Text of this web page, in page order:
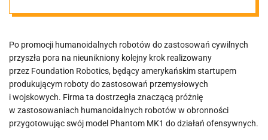
działań
militarnych.
Po promocji humanoidalnych robotów do zastosowań cywilnych
przyszła pora na nieunikniony kolejny krok realizowany
przez Foundation Robotics, będący amerykańskim startupem
produkującym roboty do zastosowań przemysłowych
i wojskowych. Firma ta dostrzegła znaczącą próżnię
w zastosowaniach humanoidalnych robotów w obronności
przygotowując swój model Phantom MK1 do działań ofensywnych.